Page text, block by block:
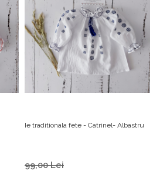
Ie traditionala fete - Catrinel- Albastru
99,00 Lei